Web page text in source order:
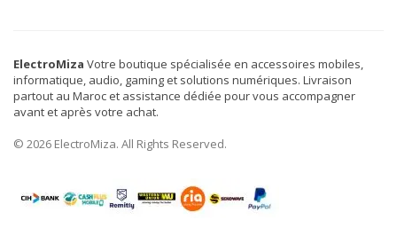
ElectroMiza Votre boutique spécialisée en accessoires mobiles,
informatique, audio, gaming et solutions numériques. Livraison
partout au Maroc et assistance dédiée pour vous accompagner
avant et après votre achat.
© 2026 ElectroMiza. All Rights Reserved.